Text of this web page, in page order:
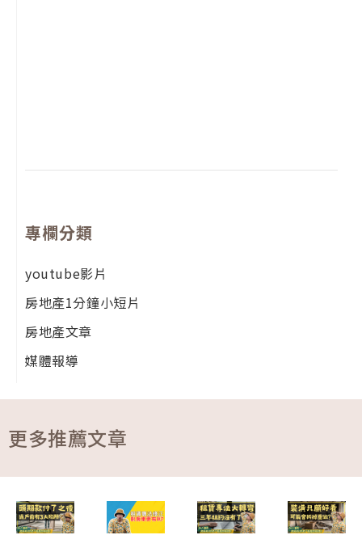
專欄分類
youtube影片
房地產1分鐘小短片
房地產文章
媒體報導
更多推薦文章